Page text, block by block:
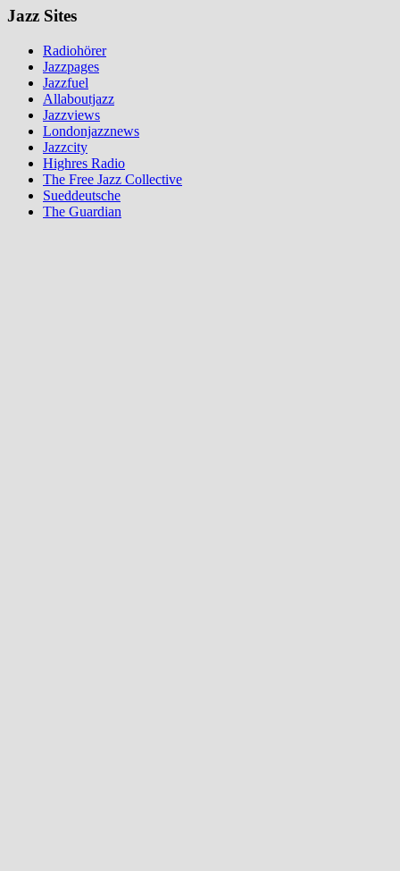
Jazz Sites
Radiohörer
Jazzpages
Jazzfuel
Allaboutjazz
Jazzviews
Londonjazznews
Jazzcity
Highres Radio
The Free Jazz Collective
Sueddeutsche
The Guardian